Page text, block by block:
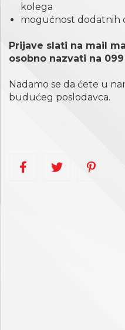
kolega
mogućnost dodatnih
Prijave slati na mail
osobno nazvati na
Nadamo se da ćete u
budućeg poslodavca.